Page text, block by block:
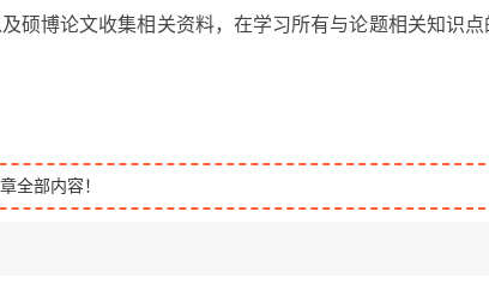
硕博论文收集相关资料，在学习所有与论题相关知识点
全部内容！